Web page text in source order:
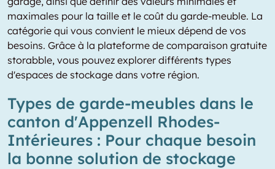
maximales pour la taille et le coût du garde-meuble. La
catégorie qui vous convient le mieux dépend de vos
besoins. Grâce à la plateforme de comparaison gratuite
storabble, vous pouvez explorer différents types
d'espaces de stockage dans votre région.
Types de garde-meubles dans le
canton d'Appenzell Rhodes-
Intérieures : Pour chaque besoin
la bonne solution de stockage